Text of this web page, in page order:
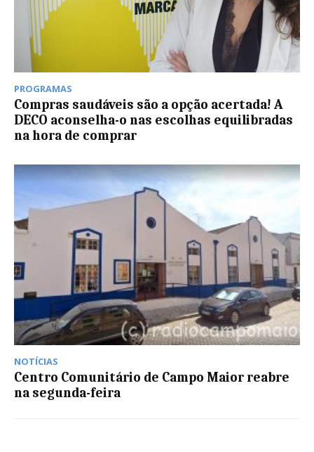
PROGRAMAS
Compras saudáveis são a opção acertada! A
DECO aconselha-o nas escolhas equilibradas
na hora de comprar
NOTÍCIAS
Centro Comunitário de Campo Maior reabre
na segunda-feira